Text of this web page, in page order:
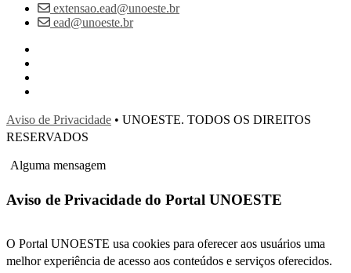
extensao.ead@unoeste.br
ead@unoeste.br
Aviso de Privacidade • UNOESTE. TODOS OS DIREITOS
RESERVADOS
Alguma mensagem
Aviso de Privacidade do Portal UNOESTE
O Portal UNOESTE usa cookies para oferecer aos usuários uma
melhor experiência de acesso aos conteúdos e serviços oferecidos.